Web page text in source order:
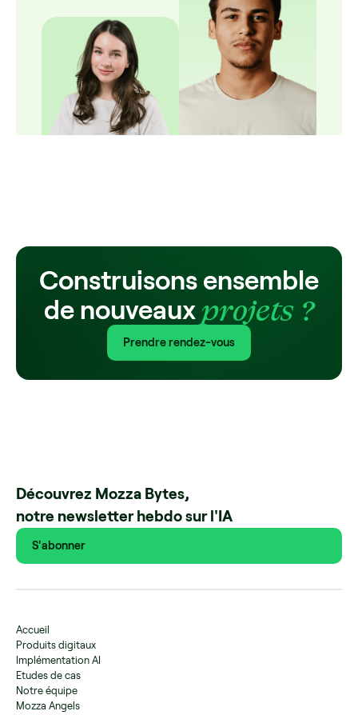
Construisons ensemble
de nouveauxprojets ?
Prendre rendez-vous
Découvrez Mozza Bytes,
notre newsletter hebdo sur l'IA
S'abonner
Accueil
Produits digitaux
Implémentation AI
Etudes de cas
Notre équipe
Mozza Angels